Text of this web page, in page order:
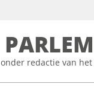
onder redactie van het